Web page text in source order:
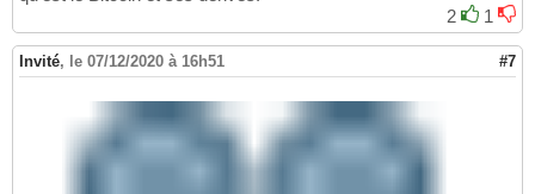
2
1
Invité, le 07/12/2020 à 16h51 #7